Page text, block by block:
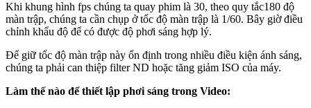
Khi khung hình fps chúng ta quay phim là 30, theo quy tắc180 độ
màn trập, chúng ta cần chụp ở tốc độ màn trập là 1/60. Bây giờ điều
chỉnh khẩu độ để có được độ phơi sáng hợp lý.
Để giữ tốc độ màn trập này ổn định trong nhiều điều kiện ánh sáng,
chúng ta phải can thiệp filter ND hoặc tăng giảm ISO của máy.
Làm thế nào để thiết lập phơi sáng trong Video: